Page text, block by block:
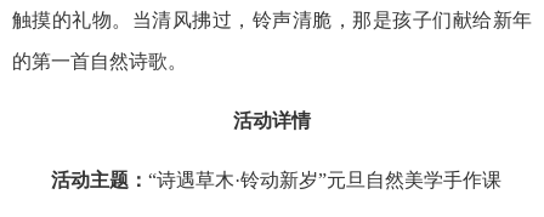
触摸的礼物。当清风拂过，铃声清脆，那是孩子们献给新年
的第一首自然诗歌。
活动详情
活动主题： “诗遇草木·铃动新岁”元旦自然美学手作课